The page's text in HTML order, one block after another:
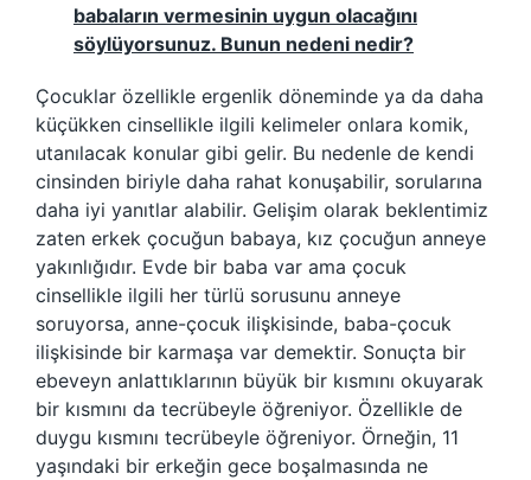
babaların vermesinin uygun olacağını
söylüyorsunuz. Bunun nedeni nedir?
Çocuklar özellikle ergenlik döneminde ya da daha
küçükken cinsellikle ilgili kelimeler onlara komik,
utanılacak konular gibi gelir. Bu nedenle de kendi
cinsinden biriyle daha rahat konuşabilir, sorularına
daha iyi yanıtlar alabilir. Gelişim olarak beklentimiz
zaten erkek çocuğun babaya, kız çocuğun anneye
yakınlığıdır. Evde bir baba var ama çocuk
cinsellikle ilgili her türlü sorusunu anneye
soruyorsa, anne-çocuk ilişkisinde, baba-çocuk
ilişkisinde bir karmaşa var demektir. Sonuçta bir
ebeveyn anlattıklarının büyük bir kısmını okuyarak
bir kısmını da tecrübeyle öğreniyor. Özellikle de
duygu kısmını tecrübeyle öğreniyor. Örneğin, 11
yaşındaki bir erkeğin gece boşalmasında ne